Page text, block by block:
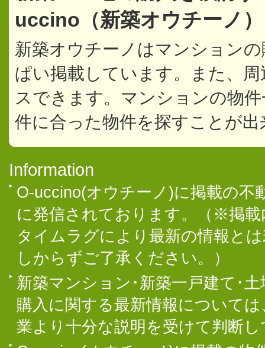
uccino（新築オウチーノ
新築オウチーノはマンション
ぱい掲載しています。また、
スできます。マンションの物
件に合った物件を探すことが出
Information
O-uccino(オウチーノ)に掲載の不
に発信されております。（※掲
タイムラグにより最新の情報と
しからずご了承ください。）
新築マンション･新築一戸建て･
購入に関する最新情報について
業より十分な説明を受けて判断